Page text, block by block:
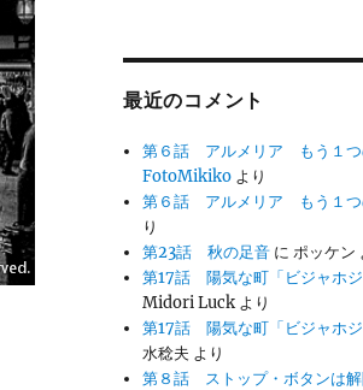
最近のコメント
第６話 アルメリア もう１つ
FotoMikiko より
第６話 アルメリア もう１つ
り
第23話 秋の足音 にポッケン
第17話 陽気な町「ビジャホ
Midori Luck より
第17話 陽気な町「ビジャホ
水稔夫 より
第８話 ストップ・ボタンは